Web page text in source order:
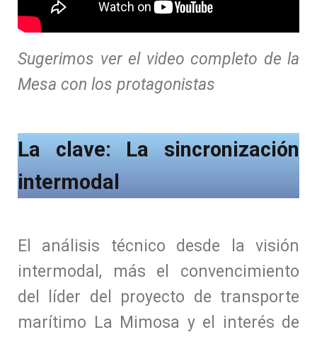
Sugerimos ver el video completo de la
Mesa con los protagonistas
La clave: La sincronización
intermodal
El análisis técnico desde la visión
intermodal, más el convencimiento
del líder del proyecto de transporte
marítimo La Mimosa y el interés de